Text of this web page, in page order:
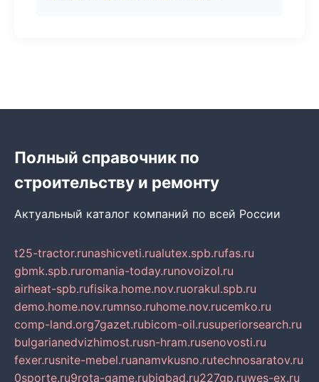
Полный справочник по
строительству и ремонту
Актуальный каталог компаний по всей России
t25-tractor.runashicveti.rualutex.spb.rufas.ru
gbmk.spb.ruromania-today.runovoizol.ru
airheat-spb.rufisika.home.nov.ruorakul.spb.ru
demo.home.nov.rumnso.ruhome.nov.rucemko.ru
comp-land.org7gazet.rubicom-oil.rusuperiorsearch.ru
bulgarianedvizhimost.rusn-hram.rusenovosti.ru
fexer.rusnite-mebel.ruanamvkusno.rutechnosaratov.ru
0sporte.ru9rota-game.rubigbad.ru227gp.ruwes-ex.ru